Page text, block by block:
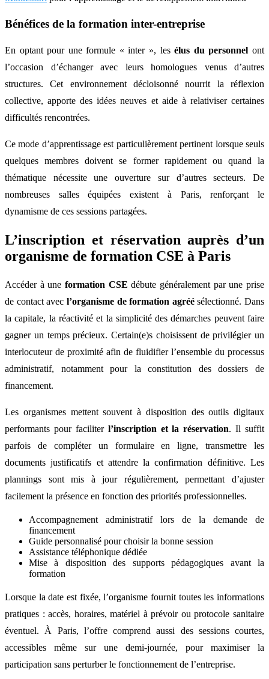
Bénéfices de la formation inter-entreprise
En optant pour une formule « inter », lesélus du personnel ont
l’occasion d’échanger avec leurs homologues venus d’autres
structures. Cet environnement décloisonné nourrit la réflexion
collective, apporte des idées neuves et aide à relativiser certaines
difficultés rencontrées.
Ce mode d’apprentissage est particulièrement pertinent lorsque seuls
quelques membres doivent se former rapidement ou quand la
thématique nécessite une ouverture sur d’autres secteurs. De
nombreuses salles équipées existent à Paris, renforçant le
dynamisme de ces sessions partagées.
L’inscription et réservation auprès d’un
organisme de formation CSE à Paris
Accéder à une formation CSE débute généralement par une prise
de contact avec l’organisme de formation agréésélectionné. Dans
la capitale, la réactivité et la simplicité des démarches peuvent faire
gagner un temps précieux. Certain(e)s choisissent de privilégier un
interlocuteur de proximité afin de fluidifier l’ensemble du processus
administratif, notamment pour la constitution des dossiers de
financement.
Les organismes mettent souvent à disposition des outils digitaux
performants pour faciliter l’inscription et la réservation. Il suffit
parfois de compléter un formulaire en ligne, transmettre les
documents justificatifs et attendre la confirmation définitive. Les
plannings sont mis à jour régulièrement, permettant d’ajuster
facilement la présence en fonction des priorités professionnelles.
Accompagnement administratif lors de la demande de
financement
Guide personnalisé pour choisir la bonne session
Assistance téléphonique dédiée
Mise à disposition des supports pédagogiques avant la
formation
Lorsque la date est fixée, l’organisme fournit toutes les informations
pratiques : accès, horaires, matériel à prévoir ou protocole sanitaire
éventuel. À Paris, l’offre comprend aussi des sessions courtes,
accessibles même sur une demi-journée, pour maximiser la
participation sans perturber le fonctionnement de l’entreprise.